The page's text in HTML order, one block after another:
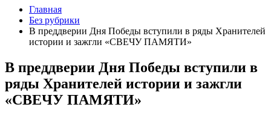
Главная
Без рубрики
В преддверии Дня Победы вступили в ряды Хранителей
истории и зажгли «СВЕЧУ ПАМЯТИ»
В преддверии Дня Победы вступили в
ряды Хранителей истории и зажгли
«СВЕЧУ ПАМЯТИ»